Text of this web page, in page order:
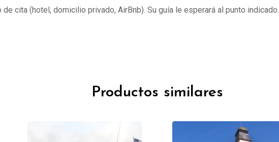
cita (hotel, domicilio privado, AirBnb). Su guía le esperará al punto indicado.
Productos similares